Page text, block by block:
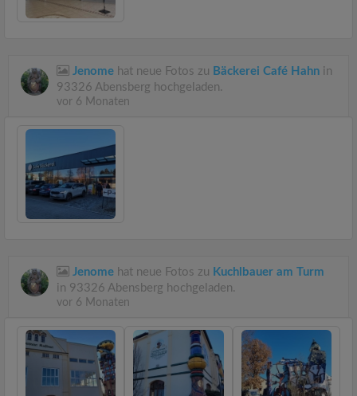
Jenome hat neue Fotos zu Bäckerei Café Hahn in
93326 Abensberg hochgeladen.
vor 6 Monaten
Jenome hat neue Fotos zu Kuchlbauer am Turm
in 93326 Abensberg hochgeladen.
vor 6 Monaten